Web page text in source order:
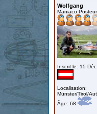
Wolfgang
Maniaco Posteur
Inscrit le: 15
Localisation:
Münster/Tirol/
Âge: 68